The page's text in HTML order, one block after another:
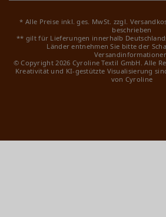
* Alle Preise inkl. ges. MwSt. zzgl.
beschrieben
** gilt für Lieferungen innerhalb
Länder entnehmen Sie bitte der
© Copyright 2026 Cyroline Textil GmbH. Alle
Kreativität und KI-gestützte Visualisierung
von Cyroline